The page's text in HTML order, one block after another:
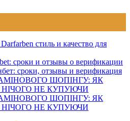
стиль и качество для
сроки и отзывы о верификации
сроки, отзывы и верификация
ШОПІНГУ: ЯК
НЕ КУПУЮЧИ
ШОПІНГУ: ЯК
НЕ КУПУЮЧИ